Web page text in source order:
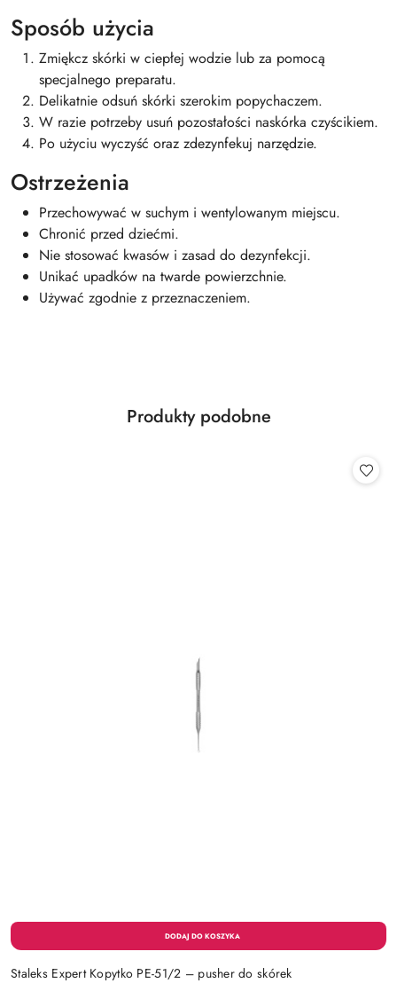
Sposób użycia
Zmiękcz skórki w ciepłej wodzie lub za pomocą
specjalnego preparatu.
Delikatnie odsuń skórki szerokim popychaczem.
W razie potrzeby usuń pozostałości naskórka czyścikiem.
Po użyciu wyczyść oraz zdezynfekuj narzędzie.
Ostrzeżenia
Przechowywać w suchym i wentylowanym miejscu.
Chronić przed dziećmi.
Nie stosować kwasów i zasad do dezynfekcji.
Unikać upadków na twarde powierzchnie.
Używać zgodnie z przeznaczeniem.
Pomiń karuzelę produktów
Produkty
Produkty podobne
Staleks Expert Kopytko PE-51/2 – pusher do skórek